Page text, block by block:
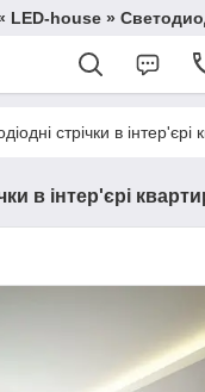
LED-house »
стрічки в інтер'єрі
в інтер'єрі